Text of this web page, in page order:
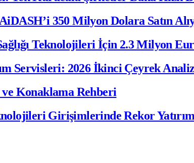
350 Milyon Dolara Satın
Teknolojileri İçin 2.3 Milyon
Servisleri: 2026 İkinci Çeyrek
Konaklama Rehberi
Girişimlerinde Rekor Yatırım